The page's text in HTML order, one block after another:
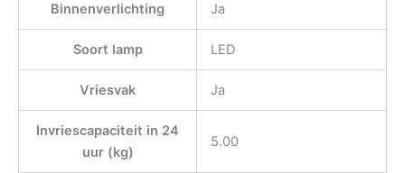
Binnenverlichting Ja
Soort lamp LED
Vriesvak Ja
Invriescapaciteit in 24
uur (kg)
5.00